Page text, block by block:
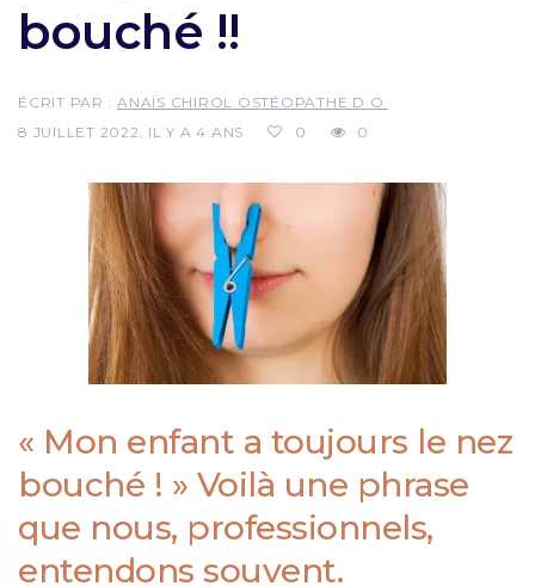
bouché !!
ÉCRIT PAR : ANAÏS CHIROL OSTÉOPATHE D.O.
8 JUILLET 2022, IL Y A 4 ANS
0 0
« Mon enfant a toujours le nez
bouché ! » Voilà une phrase
que nous, professionnels,
entendons souvent.